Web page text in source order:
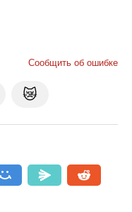
Сообщить об ошибке
😿